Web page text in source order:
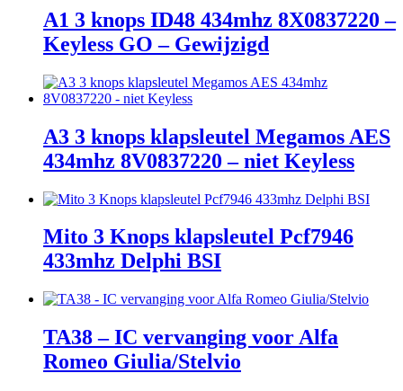
A1 3 knops ID48 434mhz 8X0837220 –
Keyless GO – Gewijzigd
A3 3 knops klapsleutel Megamos AES
434mhz 8V0837220 – niet Keyless
Mito 3 Knops klapsleutel Pcf7946
433mhz Delphi BSI
TA38 – IC vervanging voor Alfa
Romeo Giulia/Stelvio